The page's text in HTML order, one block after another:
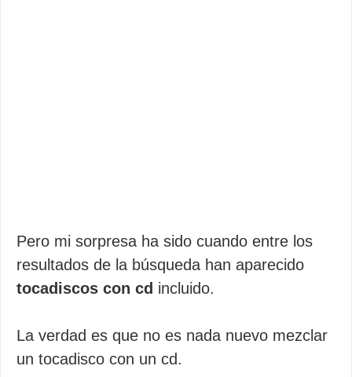
Pero mi sorpresa ha sido cuando entre los
resultados de la búsqueda han aparecido
tocadiscos con cd incluido.
La verdad es que no es nada nuevo mezclar
un tocadisco con un cd.